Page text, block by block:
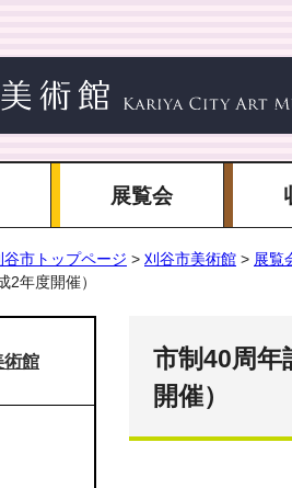
展覧会
谷市トップページ > 刈谷市美術館 > 展覧
2年度開催）
市制40周
開催）
術館